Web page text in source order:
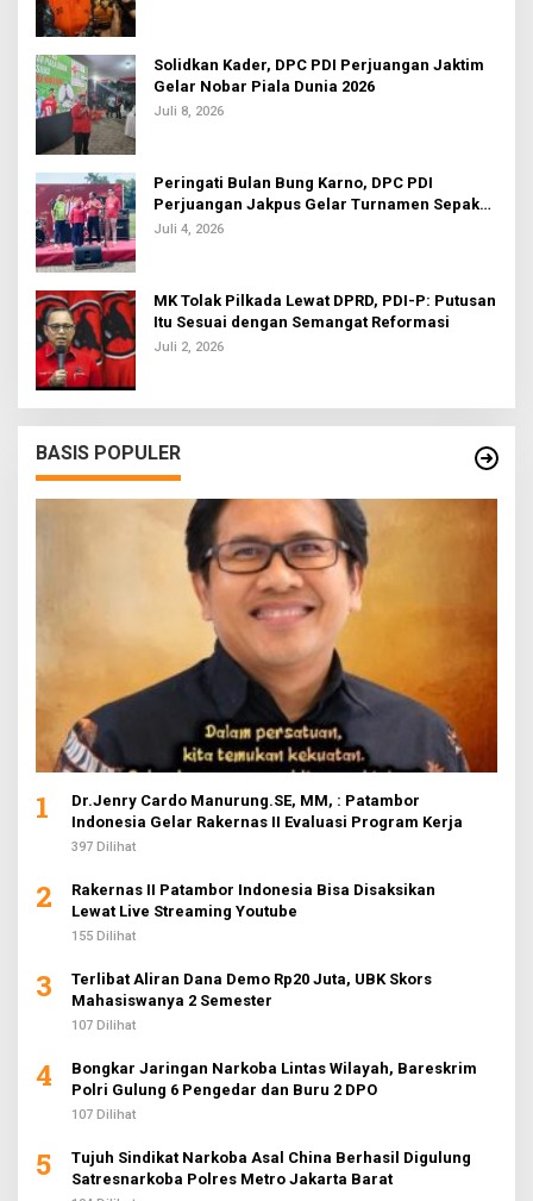
Solidkan Kader, DPC PDI Perjuangan Jaktim
Gelar Nobar Piala Dunia 2026
Juli 8, 2026
Peringati Bulan Bung Karno, DPC PDI
Perjuangan Jakpus Gelar Turnamen Sepak
Bola U-20
Juli 4, 2026
MK Tolak Pilkada Lewat DPRD, PDI-P: Putusan
Itu Sesuai dengan Semangat Reformasi
Juli 2, 2026
BASIS POPULER
1
Dr.Jenry Cardo Manurung.SE, MM, : Patambor
Indonesia Gelar Rakernas II Evaluasi Program Kerja
397 Dilihat
2
Rakernas II Patambor Indonesia Bisa Disaksikan
Lewat Live Streaming Youtube
155 Dilihat
3
Terlibat Aliran Dana Demo Rp20 Juta, UBK Skors
Mahasiswanya 2 Semester
107 Dilihat
4
Bongkar Jaringan Narkoba Lintas Wilayah, Bareskrim
Polri Gulung 6 Pengedar dan Buru 2 DPO
107 Dilihat
5
Tujuh Sindikat Narkoba Asal China Berhasil Digulung
Satresnarkoba Polres Metro Jakarta Barat